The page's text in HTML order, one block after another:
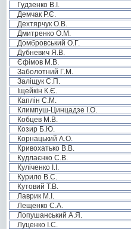
Гудзенко В.І.
Демчак Р.Є.
Дехтярчук О.В.
Дмитренко О.М.
Домбровський О.Г.
Дубневич Я.В.
Єфімов М.В.
Заболотний Г.М.
Заліщук С.П.
Іщейкін К.Є.
Каплін С.М.
Климпуш-Цинцадзе І.О.
Кобцев М.В.
Козир Б.Ю.
Корнацький А.О.
Кривохатько В.В.
Кудлаєнко С.В.
Куліченко І.І.
Курило В.С.
Кутовий Т.В.
Лаврик М.І.
Лещенко С.А.
Лопушанський А.Я.
Луценко І.С.